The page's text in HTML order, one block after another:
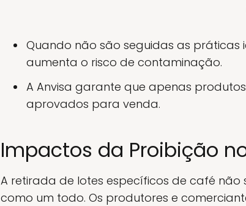
Quando não são seguidas as práticas
aumenta o risco de contaminação.
A Anvisa garante que apenas
aprovados para venda.
Impactos da Proibição
A retirada de lotes específicos de café
como um todo. Os produtores e